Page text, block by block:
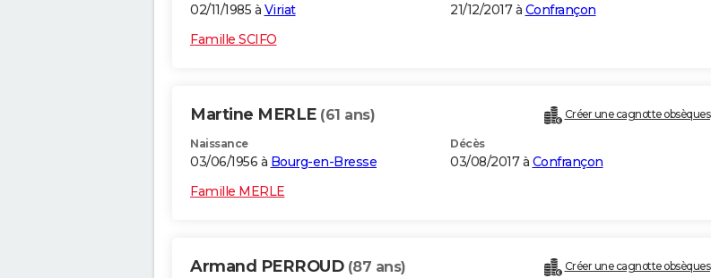
02/11/1985 à Viriat 21/12/2017 à Confrançon
Famille SCIFO
Martine MERLE (61 ans) Créer une cagnotte obsèques
Naissance
03/06/1956 à Bourg-en-Bresse
Décès
03/08/2017 à Confrançon
Famille MERLE
Armand PERROUD (87 ans) Créer une cagnotte obsèques